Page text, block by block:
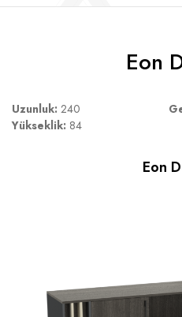
Eon
Uzunluk: 240
Yükseklik: 84
Eon